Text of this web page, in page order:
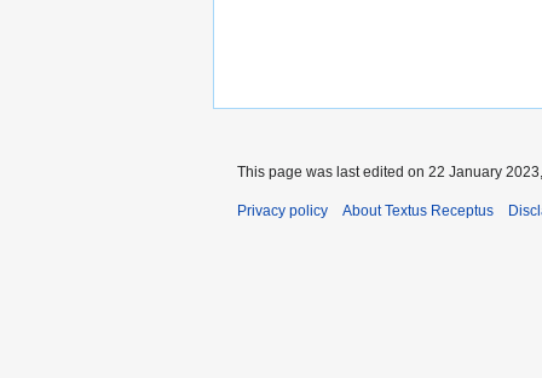
This page was last edited on 22 January
Privacy policy About Textus Receptus